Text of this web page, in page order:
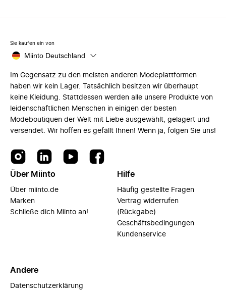
Sie kaufen ein von
Miinto Deutschland
Im Gegensatz zu den meisten anderen Modeplattformen
haben wir kein Lager. Tatsächlich besitzen wir überhaupt
keine Kleidung. Stattdessen werden alle unsere Produkte von
leidenschaftlichen Menschen in einigen der besten
Modeboutiquen der Welt mit Liebe ausgewählt, gelagert und
versendet. Wir hoffen es gefällt Ihnen! Wenn ja, folgen Sie uns!
Über Miinto
Über miinto.de
Marken
Schließe dich Miinto an!
Hilfe
Häufig gestellte Fragen
Vertrag widerrufen
(Rückgabe)
Geschäftsbedingungen
Kundenservice
Andere
Datenschutzerklärung